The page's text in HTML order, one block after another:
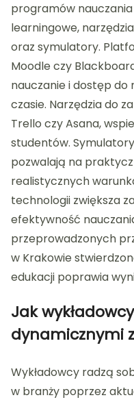
programów
learningowe,
oraz symulatory.
Moodle czy
nauczanie i dostęp do
czasie. Narzędzia do
Trello czy Asana,
studentów.
pozwalają na
realistycznych
technologii zwiększa
efektywność
przeprowadzonych
w Krakowie
edukacji poprawia
Jak
dynamicznymi
Wykładowcy radzą
w branży poprzez